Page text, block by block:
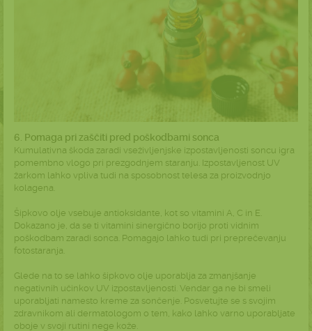
6. Pomaga pri zaščiti pred poškodbami sonca
Kumulativna škoda zaradi vseživljenjske izpostavljenosti soncu igra
pomembno vlogo pri prezgodnjem staranju. Izpostavljenost UV
žarkom lahko vpliva tudi na sposobnost telesa za proizvodnjo
kolagena.
Šipkovo olje vsebuje antioksidante, kot so vitamini A, C in E.
Dokazano je, da se ti vitamini sinergično borijo proti vidnim
poškodbam zaradi sonca. Pomagajo lahko tudi pri preprečevanju
fotostaranja.
Glede na to se lahko šipkovo olje uporablja za zmanjšanje
negativnih učinkov UV izpostavljenosti. Vendar ga ne bi smeli
uporabljati namesto kreme za sončenje. Posvetujte se s svojim
zdravnikom ali dermatologom o tem, kako lahko varno uporabljate
oboje v svoji rutini nege kože.